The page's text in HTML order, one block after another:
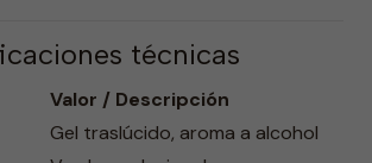
técnicas
Valor / Descripción
Gel traslúcido, aroma a alcohol